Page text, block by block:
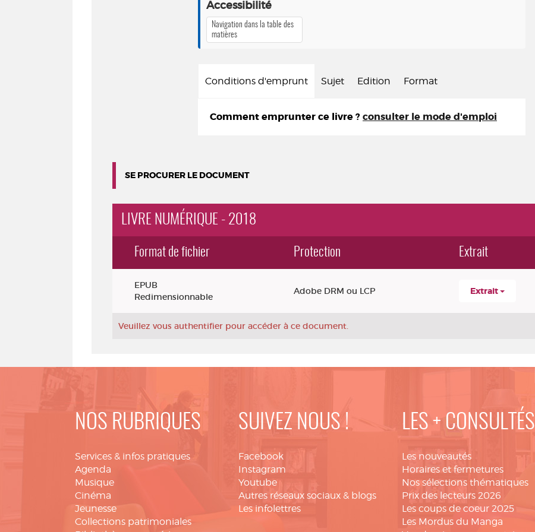
Accessibilité
Navigation dans la table des
matières
Conditions d'emprunt Sujet Edition Format
Comment emprunter ce livre ? consulter le mode d'emploi
SE PROCURER LE DOCUMENT
LIVRE NUMÉRIQUE - 2018
Format de fichier Protection Extrait
EPUB
Redimensionnable
Adobe DRM ou LCP Extrait
Veuillez vous authentifier pour accéder à ce document.
NOS RUBRIQUES
Services & infos pratiques
Agenda
Musique
Cinéma
Jeunesse
Collections patrimoniales
SUIVEZ NOUS !
Facebook
Instagram
Youtube
Autres réseaux sociaux & blogs
Les infolettres
LES + CONSULTÉS
Les nouveautés
Horaires et fermetures
Nos sélections thématiques
Prix des lecteurs 2026
Les coups de coeur 2025
Les Mordus du Manga